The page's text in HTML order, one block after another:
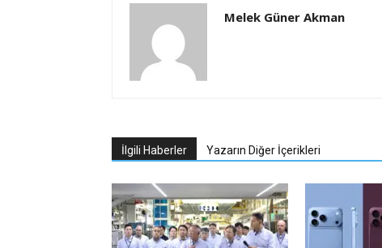
Melek Güner Akman
İlgili Haberler Yazarın Diğer İçerikleri